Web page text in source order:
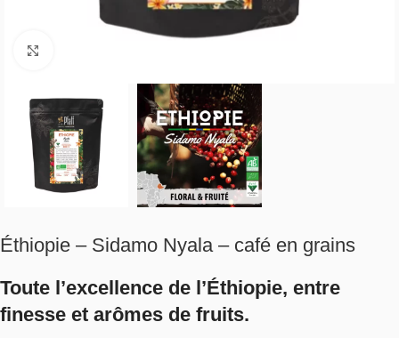
Éthiopie – Sidamo Nyala – café en grains
Toute l’excellence de l’Éthiopie, entre
finesse et arômes de fruits.